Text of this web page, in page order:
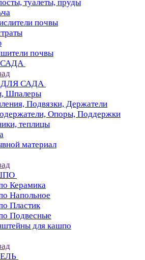
туалеты, пруды
почвы
почвы
САДА
Шпалеры
Подвязки, Держатели
Опоры, Поддержки
теплицы
материал
Керамика
Напольное
Пластик
Подвесные
для кашпо